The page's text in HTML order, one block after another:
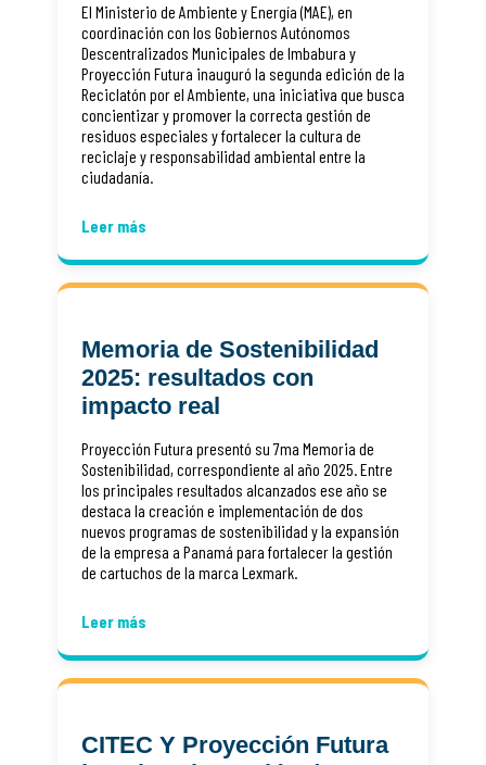
El Ministerio de Ambiente y Energía (MAE), en
coordinación con los Gobiernos Autónomos
Descentralizados Municipales de Imbabura y
Proyección Futura inauguró la segunda edición de la
Reciclatón por el Ambiente, una iniciativa que busca
concientizar y promover la correcta gestión de
residuos especiales y fortalecer la cultura de
reciclaje y responsabilidad ambiental entre la
ciudadanía.
Leer más
Memoria de Sostenibilidad
2025: resultados con
impacto real
Proyección Futura presentó su 7ma Memoria de
Sostenibilidad, correspondiente al año 2025. Entre
los principales resultados alcanzados ese año se
destaca la creación e implementación de dos
nuevos programas de sostenibilidad y la expansión
de la empresa a Panamá para fortalecer la gestión
de cartuchos de la marca Lexmark.
Leer más
CITEC Y Proyección Futura